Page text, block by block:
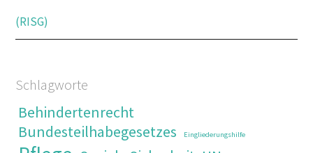
(RISG)
Schlagworte
Behindertenrecht
Bundesteilhabegesetzes
Eingliederungshilfe